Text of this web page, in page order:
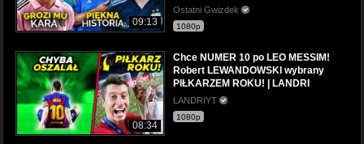
09:13
Ostatni Gwizdek
1080p
08:34
Chce NUMER 10 po LEO MESSIM!
Robert LEWANDOWSKI wybrany
PIŁKARZEM ROKU! | LANDRI
LANDRIYT
1080p